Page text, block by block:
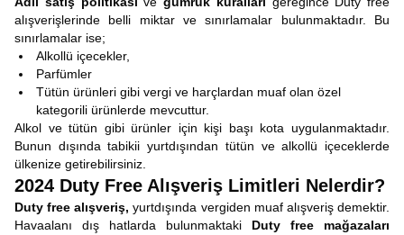
alışverişlerinde belli miktar ve sınırlamalar bulunmaktadır. Bu
sınırlamalar ise;
Alkollü içecekler,
Parfümler
Tütün ürünleri gibi vergi ve harçlardan muaf olan özel
kategorili ürünlerde mevcuttur.
Alkol ve tütün gibi ürünler için kişi başı kota uygulanmaktadır.
Bunun dışında tabikii yurtdışından tütün ve alkollü içeceklerde
ülkenize getirebilirsiniz.
2024 Duty Free Alışveriş Limitleri Nelerdir?
Duty free alışveriş,yurtdışında vergiden muaf alışveriş demektir.
Havaalanı dış hatlarda bulunmaktaki Duty free mağazaları